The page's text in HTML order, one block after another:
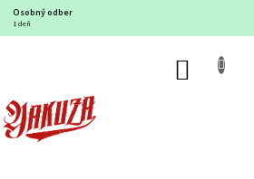
Osobný odber
1 deň